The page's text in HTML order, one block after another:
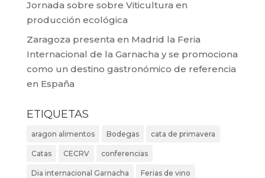
Jornada sobre sobre Viticultura en
producción ecológica
Zaragoza presenta en Madrid la Feria
Internacional de la Garnacha y se promociona
como un destino gastronómico de referencia
en España
ETIQUETAS
aragon alimentos Bodegas cata de primavera
Catas CECRV conferencias
Dia internacional Garnacha Ferias de vino